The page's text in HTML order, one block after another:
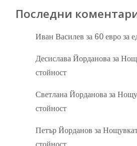
Последни
Иван Василев за 60 евро за
Десислава Йорданова за
стойност
Светлана Йорданова за
стойност
Петър Йорданов за
стойност